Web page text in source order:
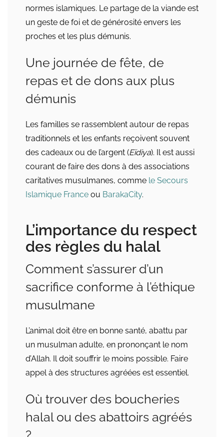
normes islamiques. Le partage de la viande est
un geste de foi et de générosité envers les
proches et les plus démunis.
Une journée de fête, de
repas et de dons aux plus
démunis
Les familles se rassemblent autour de repas
traditionnels et les enfants reçoivent souvent
des cadeaux ou de l’argent (Eïdiya). Il est aussi
courant de faire des dons à des associations
caritatives musulmanes, comme le Secours
Islamique France ou BarakaCity.
L’importance du respect
des règles du halal
Comment s’assurer d’un
sacrifice conforme à l’éthique
musulmane
L’animal doit être en bonne santé, abattu par
un musulman adulte, en prononçant le nom
d’Allah. Il doit souffrir le moins possible. Faire
appel à des structures agréées est essentiel.
Où trouver des boucheries
halal ou des abattoirs agréés